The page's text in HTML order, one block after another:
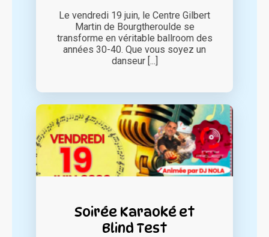
Le vendredi 19 juin, le Centre Gilbert
Martin de Bourgtheroulde se
transforme en véritable ballroom des
années 30-40. Que vous soyez un
danseur [...]
Soirée Karaoké et
Blind Test